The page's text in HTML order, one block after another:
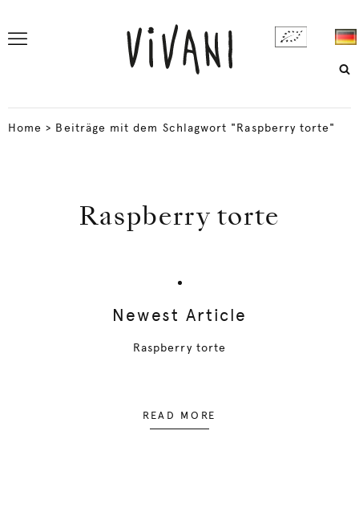
Home > Beiträge mit dem Schlagwort "Raspberry torte"
Raspberry torte
Newest Article
Raspberry torte
READ MORE